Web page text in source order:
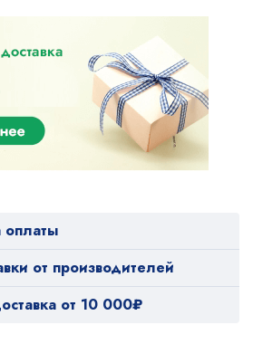
от производителей
от 10 000₽